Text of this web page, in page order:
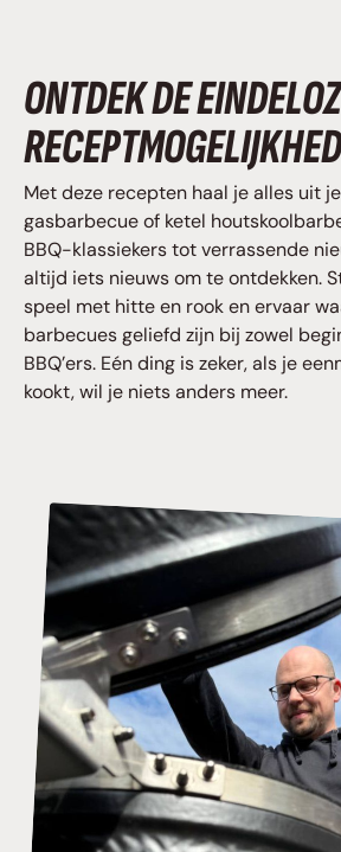
ONTDEK DE
Met deze recepten haal je alles uit
gasbarbecue of ketel
BBQ-klassiekers tot verrassende
altijd iets nieuws om te ontdekken.
speel met hitte en rook en ervaar
barbecues geliefd zijn bij zowel
BBQ’ers. Eén ding is zeker, als je
kookt, wil je niets anders meer.